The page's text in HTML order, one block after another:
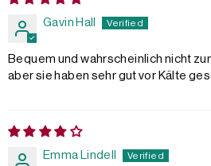
Gavin Hall
Bequem und wahrscheinlich nicht
aber sie haben sehr gut vor Kälte
Emma Lindell